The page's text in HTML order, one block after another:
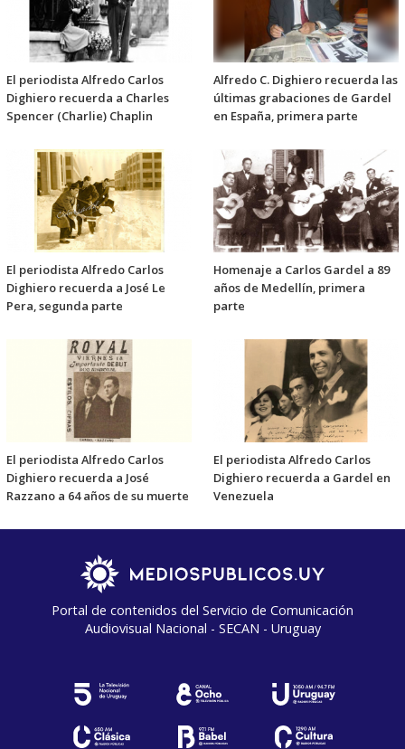
El periodista Alfredo Carlos
Dighiero recuerda a Charles
Spencer (Charlie) Chaplin
Alfredo C. Dighiero recuerda las
últimas grabaciones de Gardel
en España, primera parte
El periodista Alfredo Carlos
Dighiero recuerda a José Le
Pera, segunda parte
Homenaje a Carlos Gardel a 89
años de Medellín, primera
parte
El periodista Alfredo Carlos
Dighiero recuerda a José
Razzano a 64 años de su muerte
El periodista Alfredo Carlos
Dighiero recuerda a Gardel en
Venezuela
Portal de contenidos del Servicio de Comunicación
Audiovisual Nacional - SECAN - Uruguay